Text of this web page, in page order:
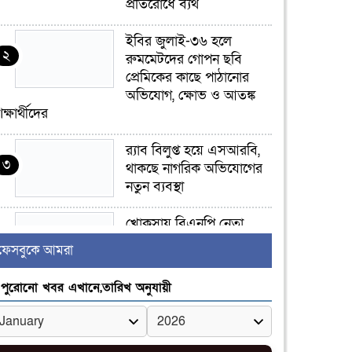
প্রতিরোধে ব্যর্থ
২
ইবির জুলাই-৩৬ হলে
রুমমেটদের গোপন ছবি
প্রেমিকের কাছে পাঠানোর
অভিযোগ, ক্ষোভ ও আতঙ্ক
৩
র‍্যাব বিলুপ্ত হয়ে এসআরবি,
থাকছে নাগরিক অভিযোগের
নতুন ব্যবস্থা
৪
খোকসায় বিএনপি নেতা
৫
সাঈদীর ছবিতে জুতা
নিক্ষেপকারীরা ‘জারজ
সন্তান’: আমির হামজা
আমরা
পুরোনো খবর এখানে,তারিখ অনুযায়ী